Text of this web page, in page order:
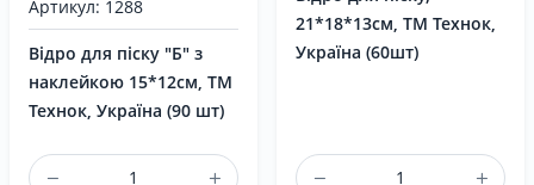
Артикул: 1288
Відро для піску "Б" з
наклейкою 15*12см, ТМ
Технок, Україна (90 шт)
21*18*13см, ТМ Технок,
Україна (60шт)